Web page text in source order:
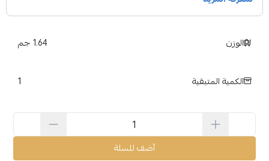
الوزن 1.64 جم
الكمية المتبقية 1
أضف للسلة